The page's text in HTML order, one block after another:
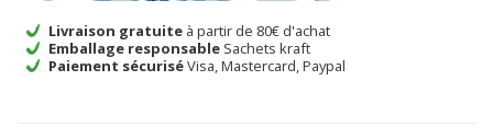
Bio Livraison gratuite à partir de 80€ d'achat
Emballage responsable Sachets kraft
Paiement sécuriséVisa, Mastercard, Paypal